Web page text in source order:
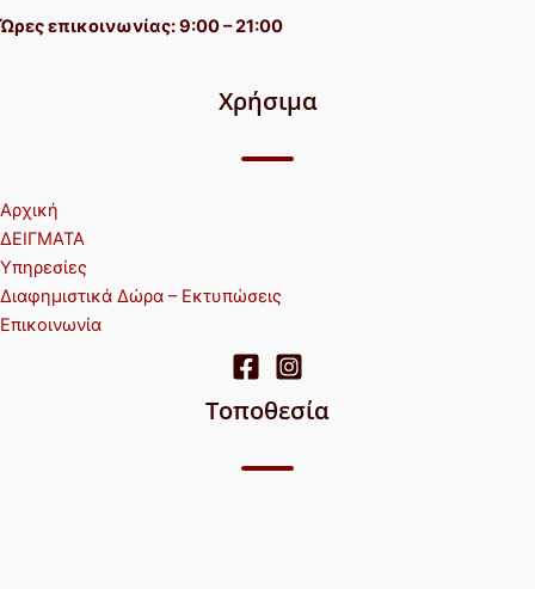
Ώρες επικοινωνίας: 9:00 – 21:00
Χρήσιμα
Αρχική
ΔΕΙΓΜΑΤΑ
Υπηρεσίες
Διαφημιστικά Δώρα – Εκτυπώσεις
Επικοινωνία
Τοποθεσία